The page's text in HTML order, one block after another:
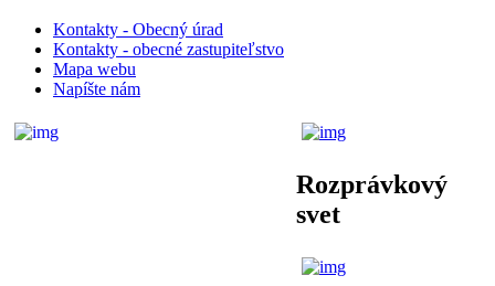
Kontakty - Obecný úrad
Kontakty - obecné zastupiteľstvo
Mapa webu
Napíšte nám
Rozprávkový
svet